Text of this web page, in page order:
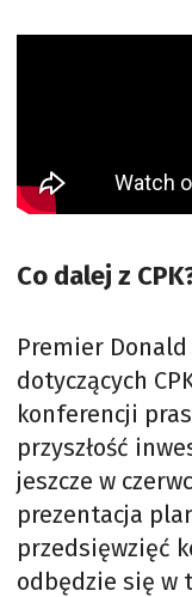
Co dalej z
Premier
dotyczących
konferencji
przyszłość
jeszcze w
prezentacja
przedsięwzięć
odbędzie się w